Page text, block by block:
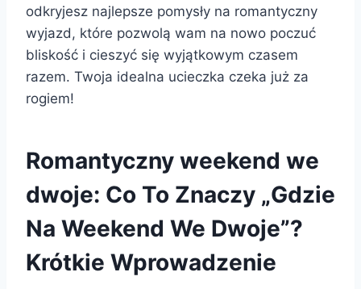
odkryjesz najlepsze pomysły na romantyczny
wyjazd, które pozwolą wam na nowo poczuć
bliskość i cieszyć się wyjątkowym czasem
razem. Twoja idealna ucieczka czeka już za
rogiem!
Romantyczny weekend we
dwoje: Co To Znaczy „Gdzie
Na Weekend We Dwoje”?
Krótkie Wprowadzenie